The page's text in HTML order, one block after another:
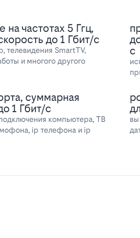
на частотах 5 Ггц,
до 1 Гбит/с
телевидения SmartTV,
и многого другого
с
суммарная
1 Гбит/с
компьютера, ТВ
ip телефона и ip